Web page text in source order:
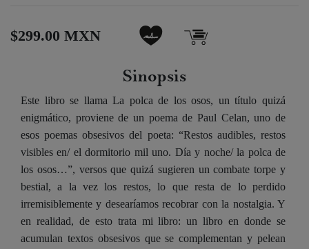
$299.00 MXN
Sinopsis
Este libro se llama La polca de los osos, un título quizá
enigmático, proviene de un poema de Paul Celan, uno de
esos poemas obsesivos del poeta: “Restos audibles, restos
visibles en/ el dormitorio mil uno. Día y noche/ la polca de
los osos…”, versos que quizá sugieren un combate torpe y
bestial, a la vez los restos, lo que resta de lo perdido
irremisiblemente y desearíamos recobrar con la nostalgia. Y
en realidad, de esto trata mi libro: un libro en donde se
acumulan textos obsesivos que se complementan y pelean